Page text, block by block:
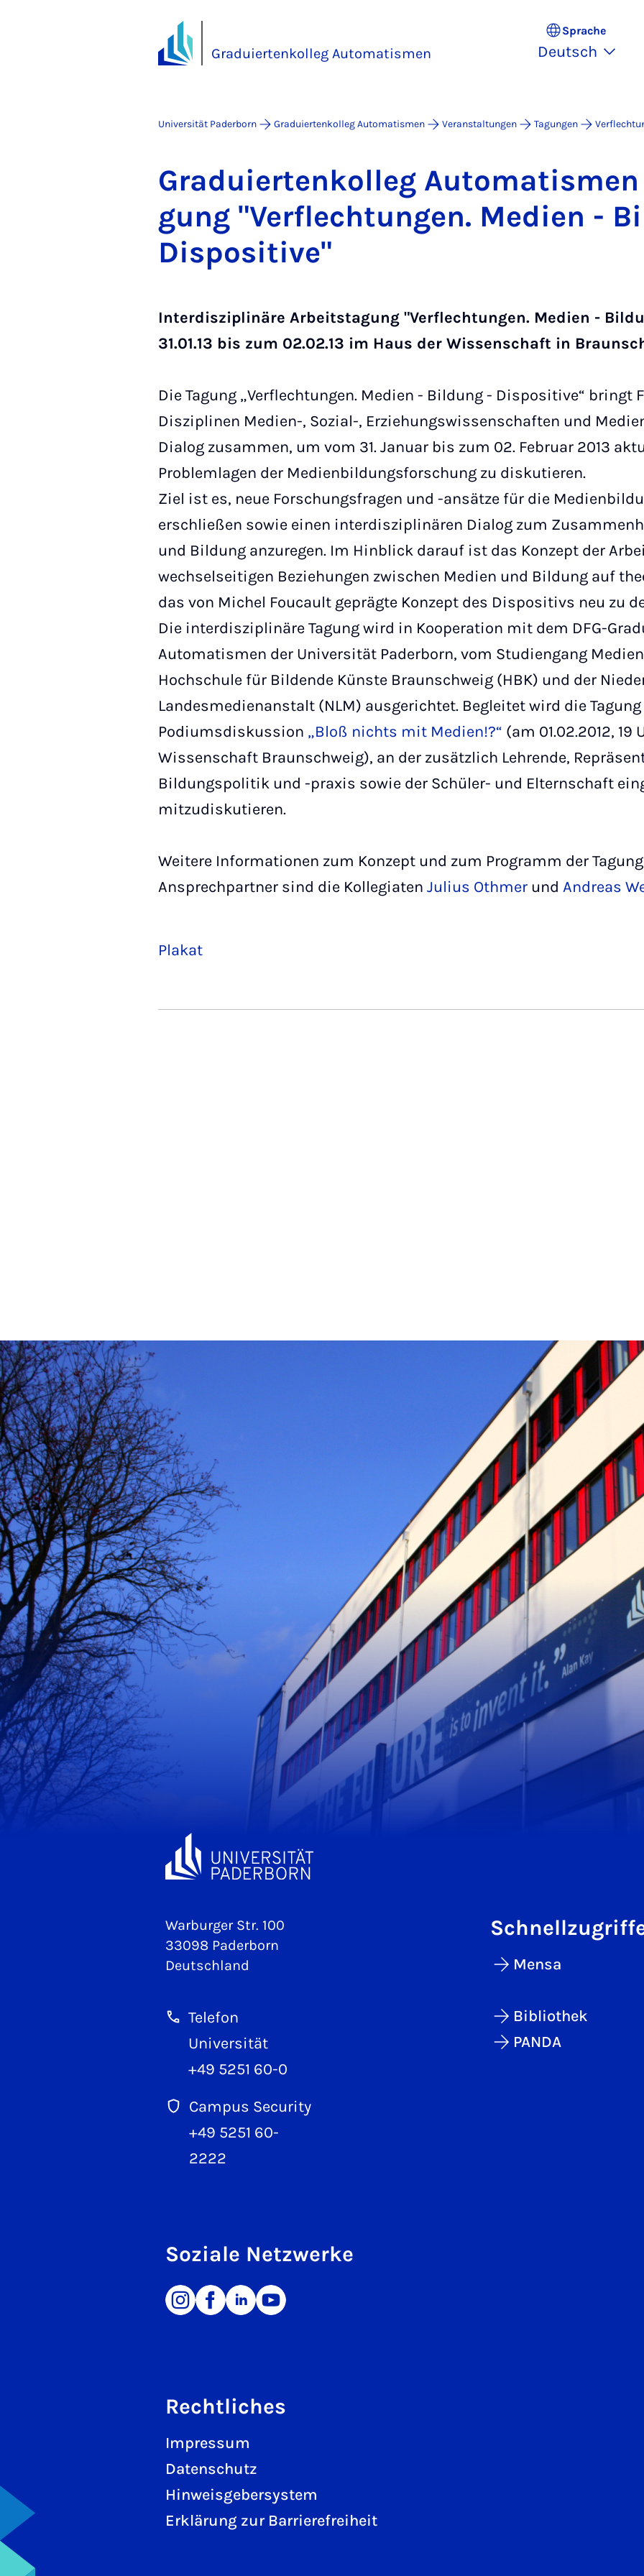
Graduiertenkolleg Automatismen
Sprache
Deutsch
Universität Paderborn Graduiertenkolleg Automatismen Veranstaltungen Tagungen
Gra­du­ier­ten­kol­leg
gung "Ver­flech­tun­gen. Me­di­en -
Dis­po­si­ti­ve"
Interdisziplinäre Arbeitstagung "Verflechtungen. Medien -
31.01.13 bis zum 02.02.13 im Haus der Wissenschaft in
Die Tagung „Verflechtungen. Medien - Bildung - Dispositive“ bringt
Disziplinen Medien-, Sozial-, Erziehungswissenschaften und
Dialog zusammen, um vom 31. Januar bis zum 02. Februar 2013
Problemlagen der Medienbildungsforschung zu diskutieren.
Ziel ist es, neue Forschungsfragen und -ansätze für die
erschließen sowie einen interdisziplinären Dialog zum
und Bildung anzuregen. Im Hinblick darauf ist das Konzept der
wechselseitigen Beziehungen zwischen Medien und Bildung auf
das von Michel Foucault geprägte Konzept des Dispositivs neu zu
Die interdisziplinäre Tagung wird in Kooperation mit dem DFG-
Automatismen der Universität Paderborn, vom Studiengang
Hochschule für Bildende Künste Braunschweig (HBK) und der
Landesmedienanstalt (NLM) ausgerichtet. Begleitet wird die
Podiumsdiskussion „Bloß nichts mit Medien!?“ (am 01.02.2012, 19
Wissenschaft Braunschweig), an der zusätzlich Lehrende,
Bildungspolitik und -praxis sowie der Schüler- und Elternschaft
mitzudiskutieren.
Weitere Informationen zum Konzept und zum Programm der
Ansprechpartner sind die Kollegiaten Julius Othmer und Andreas
Plakat
Warburger Str. 100
33098 Paderborn
Deutschland
Telefon
Universität
+49 5251 60-0
Campus Security
+49 5251 60-
2222
Mensa
Bibliothek
PANDA
Soziale Netzwerke
Rechtliches
Impressum
Datenschutz
Hinweisgebersystem
Erklärung zur Barrierefreiheit